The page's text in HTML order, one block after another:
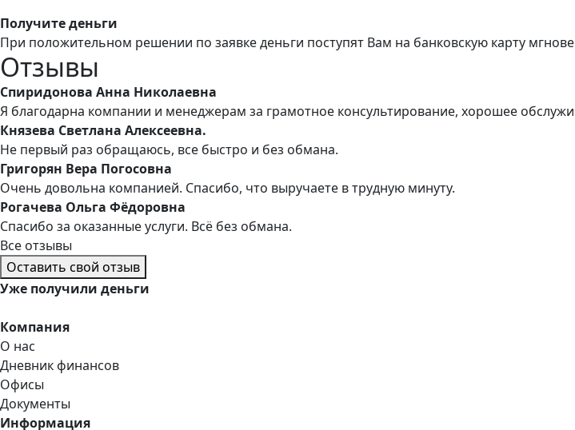
Получите деньги
При положительном решении по заявке деньги поступят Вам на банковскую карту
Отзывы
Спиридонова Анна Николаевна
Я благодарна компании и менеджерам за грамотное консультирование, хорошее
Князева Светлана Алексеевна.
Не первый раз обращаюсь, все быстро и без обмана.
Григорян Вера Погосовна
Очень довольна компанией. Спасибо, что выручаете в трудную минуту.
Рогачева Ольга Фёдоровна
Спасибо за оказанные услуги. Всё без обмана.
Все отзывы
Оставить свой отзыв
Уже получили деньги
Компания
О нас
Дневник финансов
Офисы
Документы
Информация